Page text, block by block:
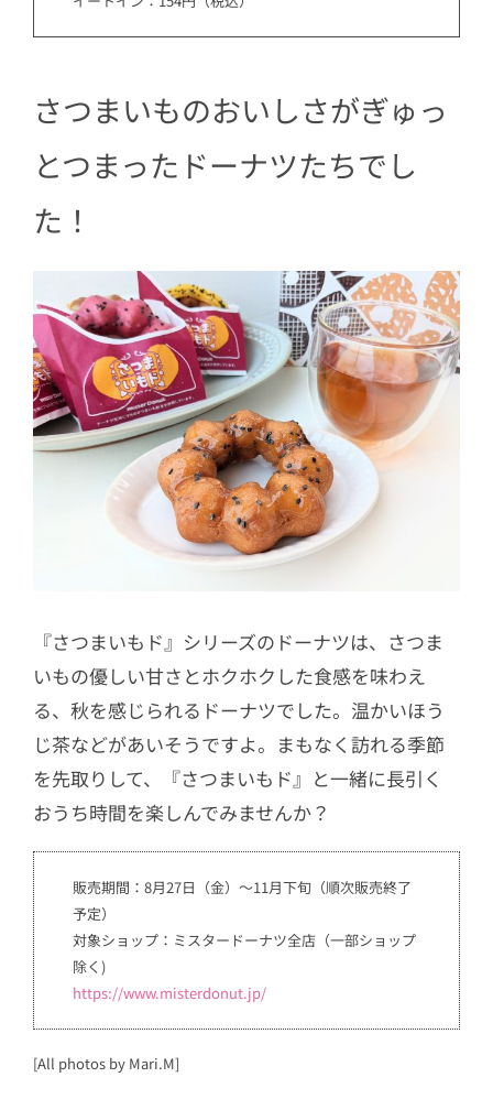
さつまいものおいしさがぎゅっ
とつまったドーナツたちでし
た！
『さつまいもド』シリーズのドーナツは、さつま
いもの優しい甘さとホクホクした食感を味わえ
る、秋を感じられるドーナツでした。温かいほう
じ茶などがあいそうですよ。まもなく訪れる季節
を先取りして、『さつまいもド』と一緒に長引く
おうち時間を楽しんでみませんか？
販売期間：8月27日（金）～11月下旬（順次販売終了
予定）
対象ショップ：ミスタードーナツ全店（一部ショップ
除く)
https://www.misterdonut.jp/
[All photos by Mari.M]